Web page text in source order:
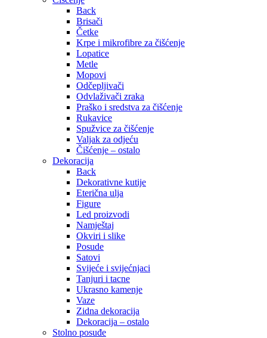
Back
Brisači
Četke
Krpe i mikrofibre za čišćenje
Lopatice
Metle
Mopovi
Odčepljivači
Odvlaživači zraka
Praško i sredstva za čišćenje
Rukavice
Spužvice za čišćenje
Valjak za odjeću
Čišćenje – ostalo
Dekoracija
Back
Dekorativne kutije
Eterična ulja
Figure
Led proizvodi
Namještaj
Okviri i slike
Posude
Satovi
Svijeće i svijećnjaci
Tanjuri i tacne
Ukrasno kamenje
Vaze
Zidna dekoracija
Dekoracija – ostalo
Stolno posuđe